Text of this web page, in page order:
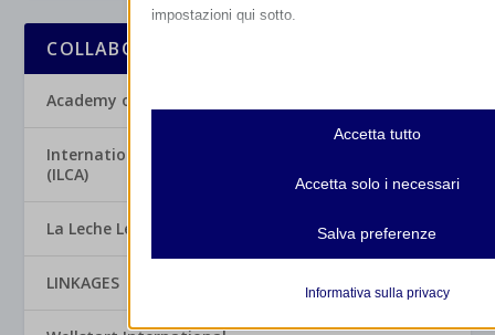
COLLABORAZIONI INTERNAZIONALI WABA
Academy of Breastfeeding Medicine (ABM)
International Lactation Consultant Association
(ILCA)
La Leche League International
LINKAGES
impostazioni qui sotto.
Essenziali
I cookie e i servizi essenziali abilitano le funzioni
e servizi non richiedono il consenso dell'utente
Analitici
Accetta tutto
Accetta solo i necessari
Salva preferenze
Informativa sulla privacy